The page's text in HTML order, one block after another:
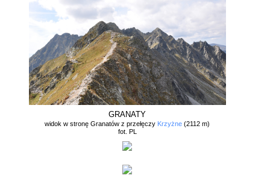
GRANATY
widok w stronę Granatów z przełęczy Krzyżne (2112 m)
fot. PL